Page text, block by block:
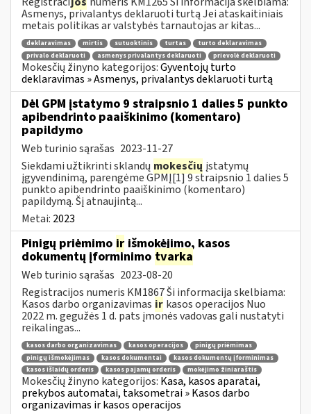
Asmenys, privalantys deklaruoti turtą Jei ataskaitiniais
metais politikas ar valstybės tarnautojas ar kitas...
deklaravimas mirtis sutuoktinis turtas
turto deklaravimas
privalo deklaruoti
asmenys privalantys deklaruoti prievolė deklaruoti
Mokesčių žinyno kategorijos:Gyventojų turto
deklaravimas » Asmenys, privalantys deklaruoti turtą
Dėl GPM įstatymo 9 straipsnio 1 dalies 5 punkto
apibendrinto paaiškinimo (komentaro)
papildymo
Web turinio sąrašas 2023-11-27
Siekdami užtikrinti sklandų mokesčių įstatymų
įgyvendinimą, parengėme GPMĮ[1] 9 straipsnio 1 dalies 5
punkto apibendrinto paaiškinimo (komentaro)
papildymą. Šį atnaujintą...
Metai: 2023
Pinigų priėmimo ir išmokėjimo, kasos
dokumentų įforminimo tvarka
Web turinio sąrašas 2023-08-20
Registracijos numeris KM1867 Ši informacija skelbiama:
Kasos darbo organizavimas ir kasos operacijos Nuo
2022 m. gegužės 1 d. pats įmonės vadovas gali nustatyti
reikalingas...
kasos darbo organizavimas kasos operacijos
pinigų priėmimas
pinigų išmokėjimas
kasos dokumentai
kasos dokumentų įforminimas
kasos išlaidų orderis
kasos pajamų orderis mokėjimo žiniaraštis
Mokesčių žinyno kategorijos: Kasa, kasos aparatai,
prekybos automatai, taksometrai » Kasos darbo
organizavimas ir kasos operacijos